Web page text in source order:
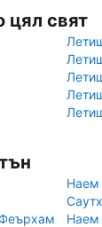
цял свят
Наем
Наем